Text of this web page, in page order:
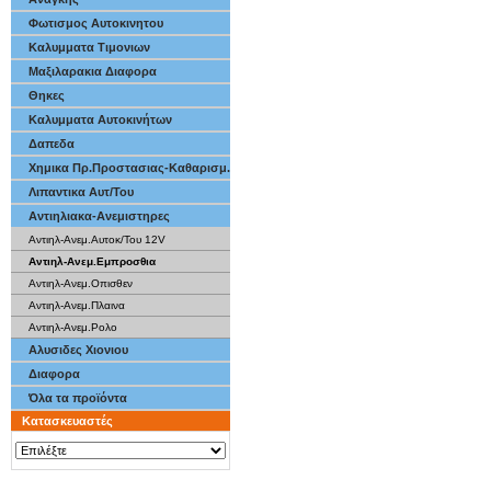
Φωτισμος Αυτοκινητου
Καλυμματα Τιμονιων
Μαξιλαρακια Διαφορα
Θηκες
Καλυμματα Αυτοκινήτων
Δαπεδα
Χημικα Πρ.Προστασιας-Καθαρισμ.
Λιπαντικα Αυτ/Του
Αντιηλιακα-Ανεμιστηρες
Αντιηλ-Ανεμ.Αυτοκ/Του 12V
Αντιηλ-Ανεμ.Εμπροσθια
Αντιηλ-Ανεμ.Οπισθεν
Αντιηλ-Ανεμ.Πλαινα
Αντιηλ-Ανεμ.Ρολο
Αλυσιδες Χιονιου
Διαφορα
Όλα τα προϊόντα
Κατασκευαστές